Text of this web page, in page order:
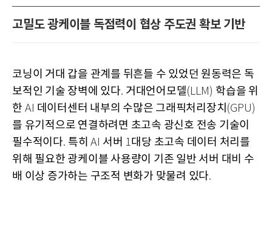
고밀도 광케이블 독점력이 협상 주도권 확보 기반
코닝이 거대 갑을 관계를 뒤흔들 수 있었던 원동력은 독
보적인 기술 장벽에 있다. 거대언어모델(LLM) 학습을 위
한 AI 데이터센터 내부의 수많은 그래픽처리장치 (GPU)
를 유기적으로 연결하려면 초고속 광신호 전송 기술이
필수적이다. 특히 AI 서버 1대당 초고속 데이터 처리를
위해 필요한 광케이블 사용량이 기존 일반 서버 대비 수
배 이상 증가하는 구조적 변화가 맞물려 있다.